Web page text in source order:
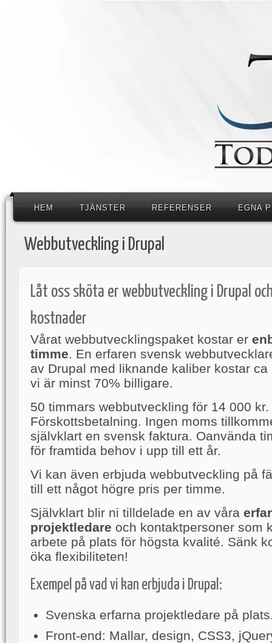
HEM TJÄNSTER REFERENSER EGNA
Webbutveckling i Drupal
Låt oss sköta er webbutveckling i Drupal
kostnader
Vårat webbutvecklingspaket kostar er
timme. En erfaren svensk
av Drupal med liknande kaliber kostar
vi är minst 70% billigare.
50 timmars webbutveckling för 14 000 kr.
Förskottsbetalning. Ingen moms
självklart en svensk faktura. Oanvända
för framtida behov i upp till ett år.
Vi kan även erbjuda webbutveckling på
till ett något högre pris per timme.
Självklart blir ni tilldelade en av våra
projektledare och kontaktpersoner som
arbete på plats för högsta kvalité. Sänk
öka flexibiliteten!
Exempel på vad vi kan erbjuda i Drupal:
Svenska erfarna projektledare på
Front-end: Mallar, design, CSS3,